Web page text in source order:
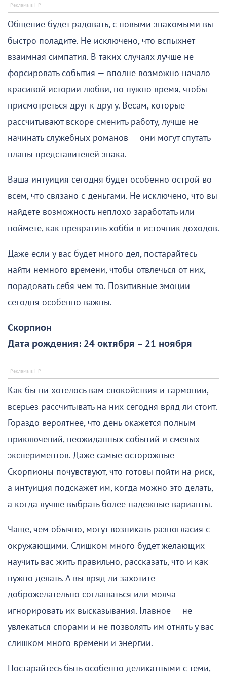
Общение будет радовать, с новыми знакомыми вы
быстро поладите. Не исключено, что вспыхнет
взаимная симпатия. В таких случаях лучше не
форсировать события — вполне возможно начало
красивой истории любви, но нужно время, чтобы
присмотреться друг к другу. Весам, которые
рассчитывают вскоре сменить работу, лучше не
начинать служебных романов — они могут спутать
планы представителей знака.
Ваша интуиция сегодня будет особенно острой во
всем, что связано с деньгами. Не исключено, что вы
найдете возможность неплохо заработать или
поймете, как превратить хобби в источник доходов.
Даже если у вас будет много дел, постарайтесь
найти немного времени, чтобы отвлечься от них,
порадовать себя чем-то. Позитивные эмоции
сегодня особенно важны.
Скорпион
Дата рождения: 24 октября – 21 ноября
Как бы ни хотелось вам спокойствия и гармонии,
всерьез рассчитывать на них сегодня вряд ли стоит.
Гораздо вероятнее, что день окажется полным
приключений, неожиданных событий и смелых
экспериментов. Даже самые осторожные
Скорпионы почувствуют, что готовы пойти на риск,
а интуиция подскажет им, когда можно это делать,
а когда лучше выбрать более надежные варианты.
Чаще, чем обычно, могут возникать разногласия с
окружающими. Слишком много будет желающих
научить вас жить правильно, рассказать, что и как
нужно делать. А вы вряд ли захотите
доброжелательно соглашаться или молча
игнорировать их высказывания. Главное — не
увлекаться спорами и не позволять им отнять у вас
слишком много времени и энергии.
Постарайтесь быть особенно деликатными с теми,